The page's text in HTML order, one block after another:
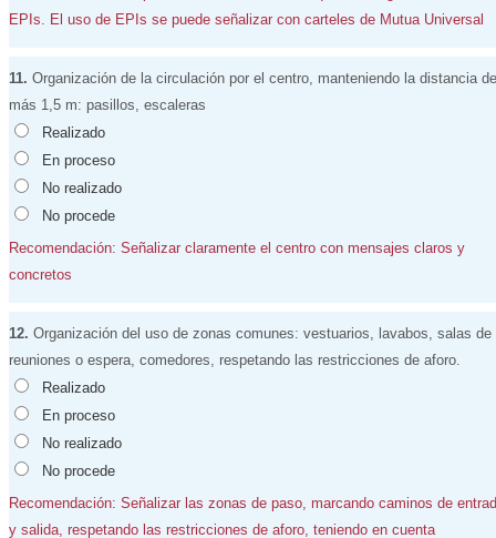
EPIs. El uso de EPIs se puede señalizar con carteles de Mutua Universal
11. Organización de la circulación por el centro, manteniendo la distancia de
más 1,5 m: pasillos, escaleras
Realizado
En proceso
No realizado
No procede
Recomendación: Señalizar claramente el centro con mensajes claros y
concretos
12. Organización del uso de zonas comunes: vestuarios, lavabos, salas de
reuniones o espera, comedores, respetando las restricciones de aforo.
Realizado
En proceso
No realizado
No procede
Recomendación: Señalizar las zonas de paso, marcando caminos de
y salida, respetando las restricciones de aforo, teniendo en cuenta